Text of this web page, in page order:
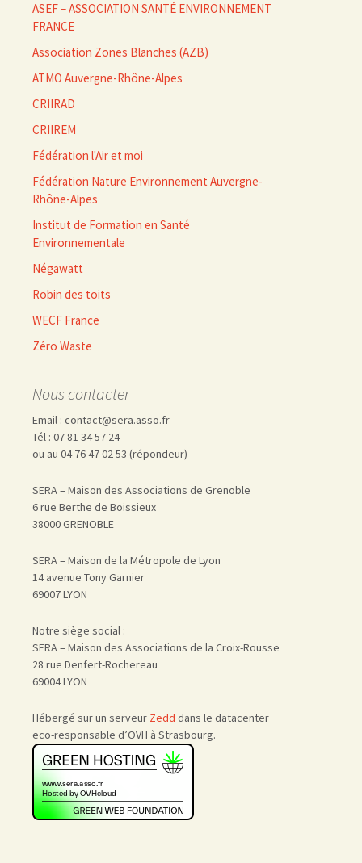
ASEF – ASSOCIATION SANTÉ ENVIRONNEMENT
FRANCE
Association Zones Blanches (AZB)
ATMO Auvergne-Rhône-Alpes
CRIIRAD
CRIIREM
Fédération l'Air et moi
Fédération Nature Environnement Auvergne-
Rhône-Alpes
Institut de Formation en Santé
Environnementale
Négawatt
Robin des toits
WECF France
Zéro Waste
Nous contacter
Email : contact@sera.asso.fr
Tél : 07 81 34 57 24
ou au 04 76 47 02 53 (répondeur)
SERA – Maison des Associations de Grenoble
6 rue Berthe de Boissieux
38000 GRENOBLE
SERA – Maison de la Métropole de Lyon
14 avenue Tony Garnier
69007 LYON
Notre siège social :
SERA – Maison des Associations de la Croix-Rousse
28 rue Denfert-Rochereau
69004 LYON
Hébergé sur un serveur Zedd dans le datacenter
eco-responsable d’OVH à Strasbourg.